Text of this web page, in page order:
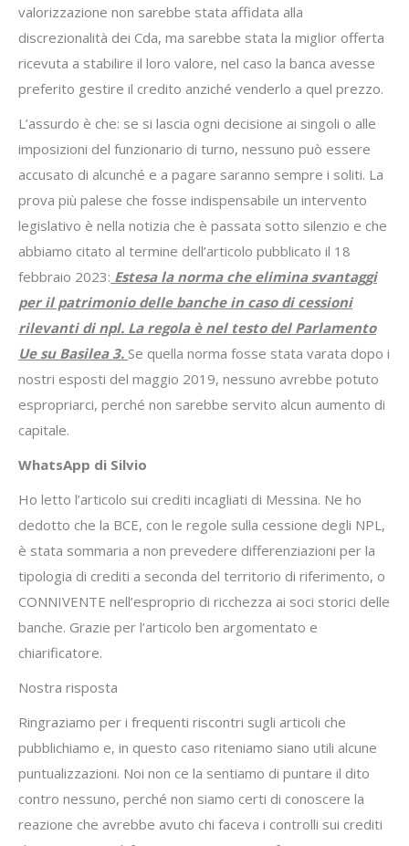
valorizzazione non sarebbe stata affidata alla
discrezionalità dei Cda, ma sarebbe stata la miglior offerta
ricevuta a stabilire il loro valore, nel caso la banca avesse
preferito gestire il credito anziché venderlo a quel prezzo.
L’assurdo è che: se si lascia ogni decisione ai singoli o alle
imposizioni del funzionario di turno, nessuno può essere
accusato di alcunché e a pagare saranno sempre i soliti. La
prova più palese che fosse indispensabile un intervento
legislativo è nella notizia che è passata sotto silenzio e che
abbiamo citato al termine dell’articolo pubblicato il 18
febbraio 2023: Estesa la norma che elimina svantaggi
per il patrimonio delle banche in caso di cessioni
rilevanti di npl. La regola è nel testo del Parlamento
Ue su Basilea 3. Se quella norma fosse stata varata dopo i
nostri esposti del maggio 2019, nessuno avrebbe potuto
espropriarci, perché non sarebbe servito alcun aumento di
capitale.
WhatsApp di Silvio
Ho letto l’articolo sui crediti incagliati di Messina. Ne ho
dedotto che la BCE, con le regole sulla cessione degli NPL,
è stata sommaria a non prevedere differenziazioni per la
tipologia di crediti a seconda del territorio di riferimento, o
CONNIVENTE nell’esproprio di ricchezza ai soci storici delle
banche. Grazie per l’articolo ben argomentato e
chiarificatore.
Nostra risposta
Ringraziamo per i frequenti riscontri sugli articoli che
pubblichiamo e, in questo caso riteniamo siano utili alcune
puntualizzazioni. Noi non ce la sentiamo di puntare il dito
contro nessuno, perché non siamo certi di conoscere la
reazione che avrebbe avuto chi faceva i controlli sui crediti